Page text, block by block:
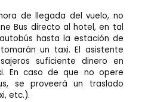
de llegada del vuelo, no
Bus directo al hotel, en tal
hasta la estación de
un taxi. El asistente
suficiente dinero en
En caso de que no opere
se proveerá un traslado
etc.).